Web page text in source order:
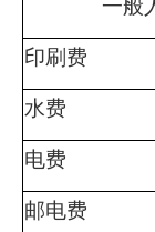
一般
印刷费
水费
电费
邮电费